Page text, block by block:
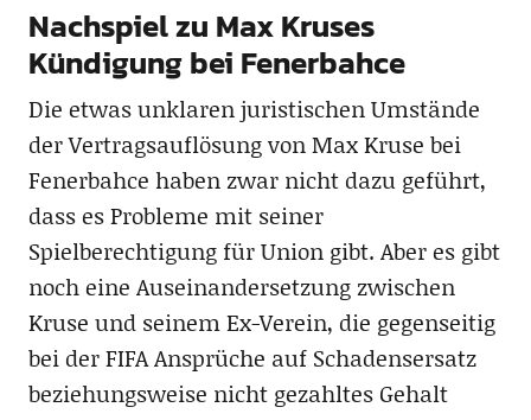
Nachspiel zu Max Kruses
Kündigung bei Fenerbahce
Die etwas unklaren juristischen Umstände
der Vertragsauflösung von Max Kruse bei
Fenerbahce haben zwar nicht dazu geführt,
dass es Probleme mit seiner
Spielberechtigung für Union gibt. Aber es gibt
noch eine Auseinandersetzung zwischen
Kruse und seinem Ex-Verein, die gegenseitig
bei der FIFA Ansprüche auf Schadensersatz
beziehungsweise nicht gezahltes Gehalt